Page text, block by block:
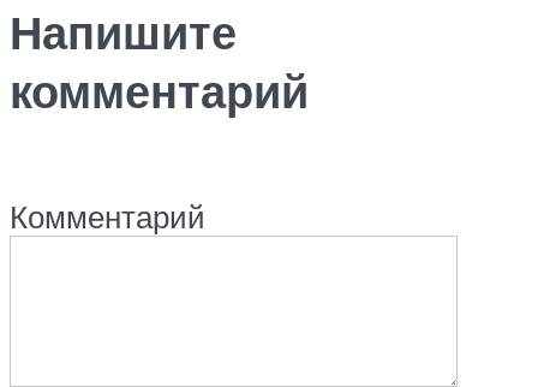
Напишите
комментарий
Комментарий